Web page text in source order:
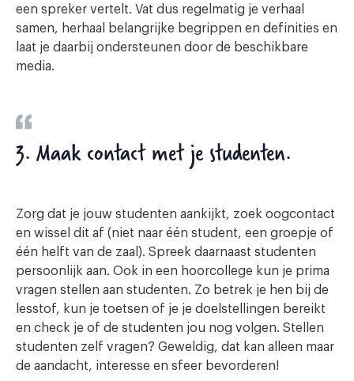
een spreker vertelt. Vat dus regelmatig je verhaal
samen, herhaal belangrijke begrippen en definities en
laat je daarbij ondersteunen door de beschikbare
media.
3. Maak contact met je studenten.
Zorg dat je jouw studenten aankijkt, zoek oogcontact
en wissel dit af (niet naar één student, een groepje of
één helft van de zaal). Spreek daarnaast studenten
persoonlijk aan. Ook in een hoorcollege kun je prima
vragen stellen aan studenten. Zo betrek je hen bij de
lesstof, kun je toetsen of je je doelstellingen bereikt
en check je of de studenten jou nog volgen. Stellen
studenten zelf vragen? Geweldig, dat kan alleen maar
de aandacht, interesse en sfeer bevorderen!